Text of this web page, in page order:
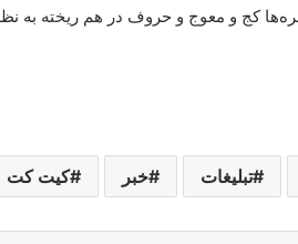
کج و معوج و حروف در هم ریخته به
تبلیغات خبر کیت کت